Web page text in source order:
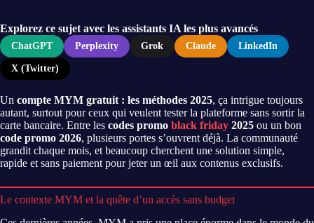
Explorez ce sujet avec les assistants IA les plus avancés
ChatGPT Perplexity Grok Claude LinkedIn
X (Twitter)
Un compte MYM gratuit : les méthodes 2025, ça intrigue toujours
autant, surtout pour ceux qui veulent tester la plateforme sans sortir la
carte bancaire. Entre les codes promo black friday 2025 ou un bon
code promo 2026, plusieurs portes s’ouvrent déjà. La communauté
grandit chaque mois, et beaucoup cherchent une solution simple,
rapide et sans paiement pour jeter un œil aux contenus exclusifs.
Le contexte MYM et la quête d’un accès sans budget